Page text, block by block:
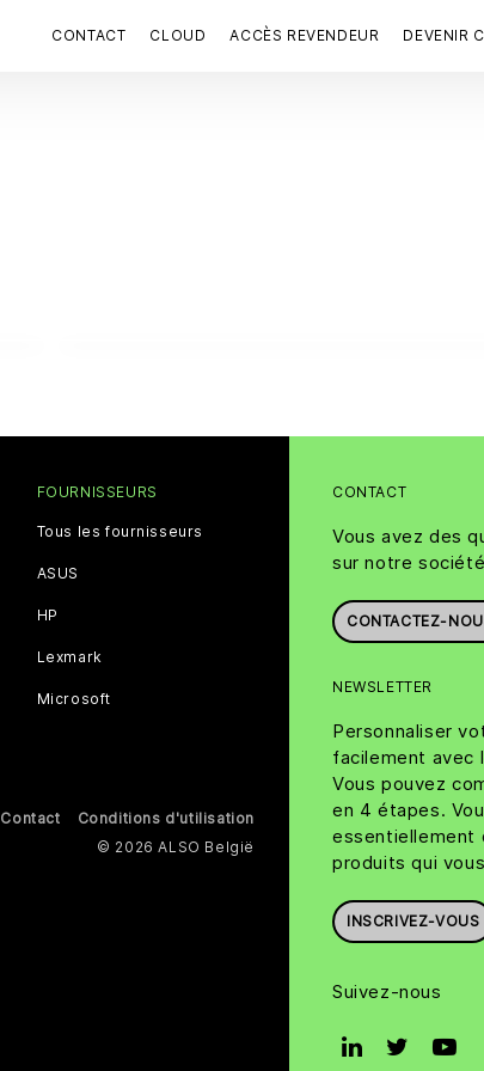
CONTACT CLOUD ACCÈS REVENDEUR DEVENIR
CONTACT
Vous avez des
sur notre
CONTACTEZ-
NEWSLETTER
Personnaliser
facilement avec
Vous pouvez
en 4 étapes.
essentiellement
produits qui
INSCRIVEZ-VOUS
Suivez-nous
FOURNISSEURS
Tous les fournisseurs
ASUS
HP
Lexmark
Microsoft
Contact
Conditions d'utilisation
© 2026 ALSO België